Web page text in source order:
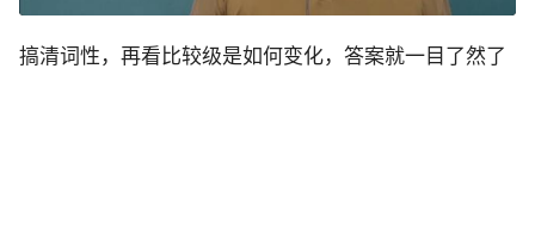
搞清词性，再看比较级是如何变化，答案就一目了然了